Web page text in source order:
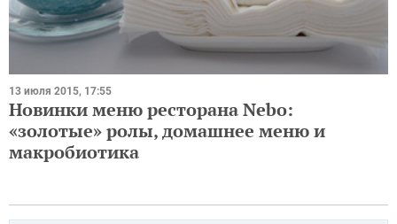
13 июля 2015, 17:55
Новинки меню ресторана Nebo:
«золотые» ролы, домашнее меню и
макробиотика